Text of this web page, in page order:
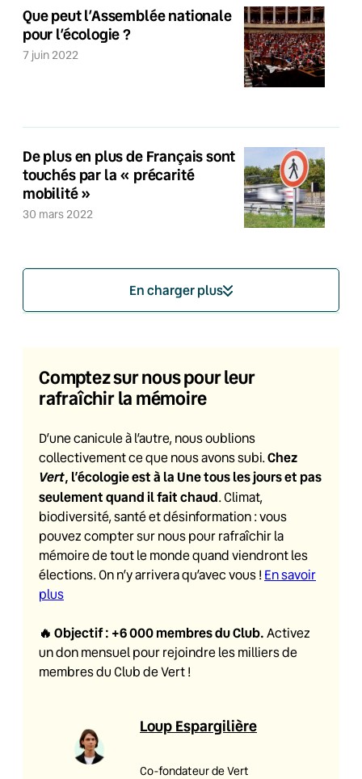
Que peut l’Assemblée nationale
pour l’écologie ?
7 juin 2022
De plus en plus de Français sont
touchés par la « précarité
mobilité »
30 mars 2022
En charger plus
Comptez sur nous pour leur
rafraîchir la mémoire
D’une canicule à l’autre, nous oublions
collectivement ce que nous avons subi.Chez
Vert, l’écologie est à la Une tous les jours et pas
seulement quand il fait chaud. Climat,
biodiversité, santé et désinformation : vous
pouvez compter sur nous pour rafraîchir la
mémoire de tout le monde quand viendront les
élections. On n’y arrivera qu’avec vous ! En savoir
plus
🔥 Objectif : +6 000 membres du Club. Activez
un don mensuel pour rejoindre les milliers de
membres du Club de Vert !
Loup Espargilière
Co-fondateur de Vert